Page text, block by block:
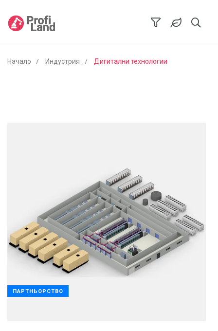
Начало Индустрия Дигитални технологии
ПАРТНЬОРСТВО